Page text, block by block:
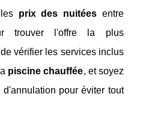
prix des nuitéesentre
trouver l'offre la plus
vérifier les services inclus
piscine chauffée, et soyez
pour éviter tout